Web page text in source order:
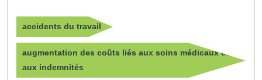
accidents du travail
augmentation des coûts liés aux soins médicaux et
aux indemnités